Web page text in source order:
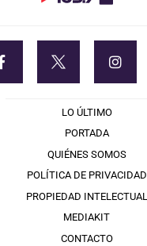
LO ÚLTIMO
PORTADA
QUIÉNES SOMOS
POLÍTICA DE PRIVACIDAD
PROPIEDAD INTELECTUAL
MEDIAKIT
CONTACTO